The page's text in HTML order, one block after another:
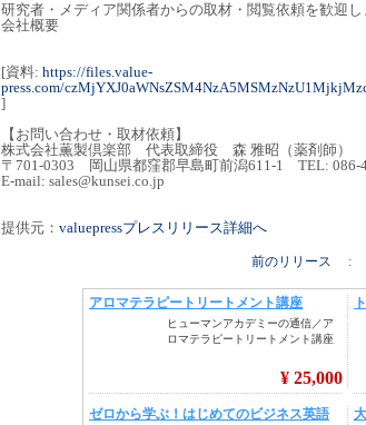
研究者・メディア関係者からの取材・閲覧依頼を歓迎
会社概要
[資料: https://files.value-
press.com/
]
【お問い合わせ・取材依頼】
株式会社薫製倶楽部 代表取締役 森 雅昭（薬剤師）
〒701-0303 岡山県都窪郡早島町前潟611-1 TEL: 086-
E-mail: sales@kunsei.co.jp
提供元： valuepressプレスリリース詳細へ
前のリリース :